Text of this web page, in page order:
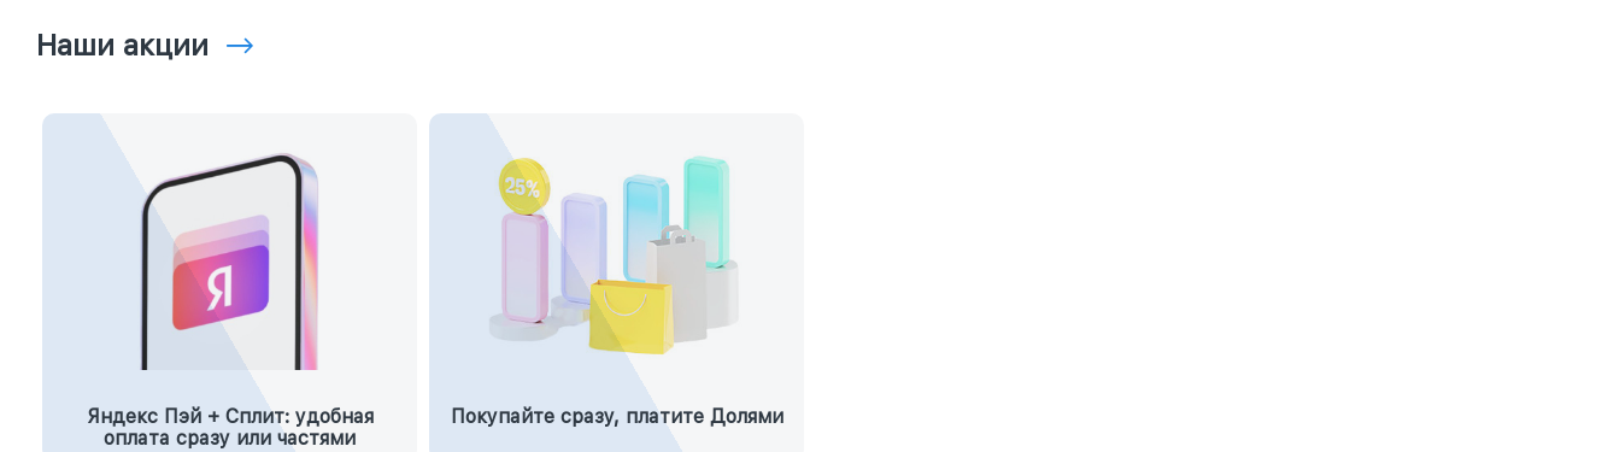
Наши акции
Яндекс Пэй + Сплит: удобная
оплата сразу или частями
Покупайте сразу, платите Долями